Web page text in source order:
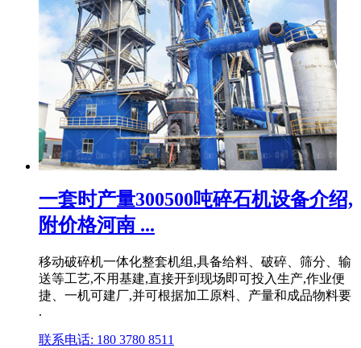
一套时产量300500吨碎石机设备介绍,
附价格河南 ...
移动破碎机一体化整套机组,具备给料、破碎、筛分、输
送等工艺,不用基建,直接开到现场即可投入生产,作业便
捷、一机可建厂,并可根据加工原料、产量和成品物料要
.
联系电话: 180 3780 8511